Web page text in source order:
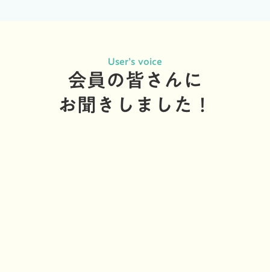
User’s voice
会員の皆さんに
お聞きしました！